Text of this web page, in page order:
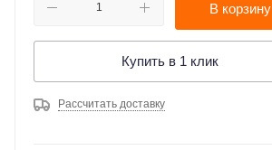
В корзину
Купить в 1 клик
Рассчитать доставку